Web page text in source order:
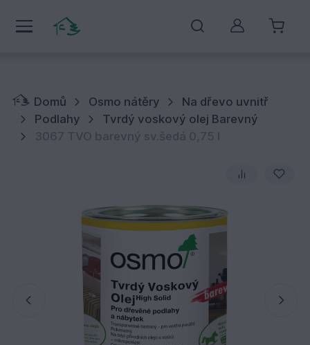
Můj účet
Domů Osmo nátěry
Na dřevo uvnitř
Podlahy
Tvrdý voskový olej Barevný
3067 TVO barevný sv.šedá 0,75 l